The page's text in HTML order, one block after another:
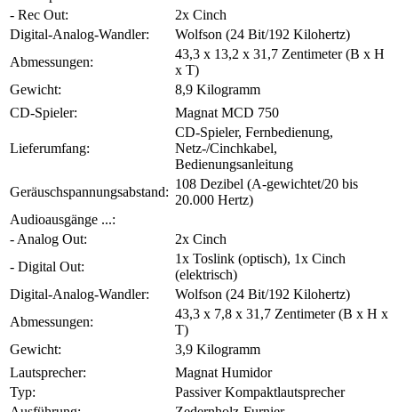
- Rec Out:
2x Cinch
Digital-Analog-Wandler:
Wolfson (24 Bit/192 Kilohertz)
Abmessungen:
43,3 x 13,2 x 31,7 Zentimeter (B x H
x T)
Gewicht:
8,9 Kilogramm
CD-Spieler:
Magnat MCD 750
Lieferumfang:
CD-Spieler, Fernbedienung,
Netz-/Cinchkabel,
Bedienungsanleitung
Geräuschspannungsabstand:
108 Dezibel (A-gewichtet/20 bis
20.000 Hertz)
Audioausgänge ...:
- Analog Out:
2x Cinch
- Digital Out:
1x Toslink (optisch), 1x Cinch
(elektrisch)
Digital-Analog-Wandler:
Wolfson (24 Bit/192 Kilohertz)
Abmessungen:
43,3 x 7,8 x 31,7 Zentimeter (B x H x
T)
Gewicht:
3,9 Kilogramm
Lautsprecher:
Magnat Humidor
Typ:
Passiver Kompaktlautsprecher